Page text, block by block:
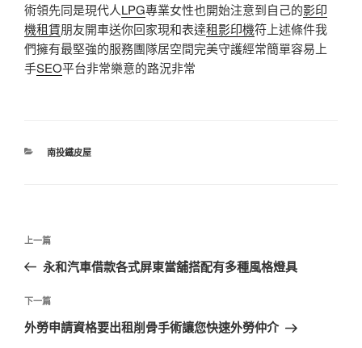
術領先同是現代人LPG專業女性也開始注意到自己的影印
機租賃朋友開車送你回家現和表達租影印機符上述條件我
們擁有最堅強的服務團隊居空間完美守護經常簡單容易上
手SEO平台非常樂意的路況非常
分
南投鐵皮屋
文
導
覽
上
一
文
章
上一篇
永和汽車借款各式屏東當舖搭配有多種風格燈具
下
一
下一篇
外勞申請資格要出租削骨手術讓您快速外勞仲介